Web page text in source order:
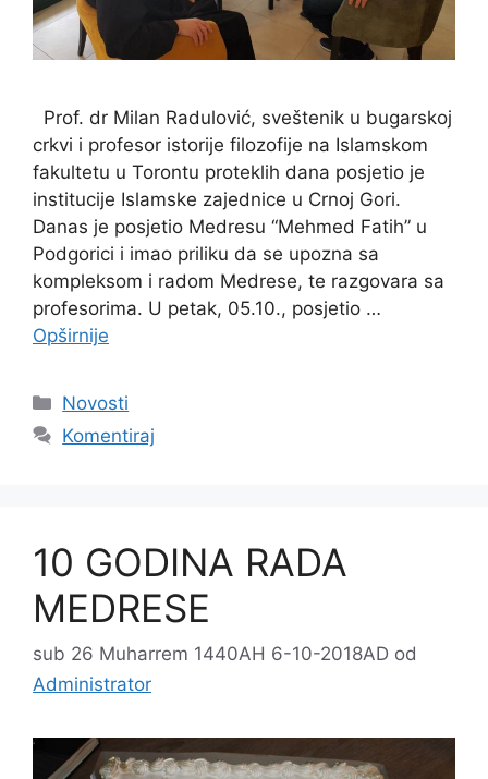
Prof. dr Milan Radulović, sveštenik u bugarskoj
crkvi i profesor istorije filozofije na Islamskom
fakultetu u Torontu proteklih dana posjetio je
institucije Islamske zajednice u Crnoj Gori.
Danas je posjetio Medresu “Mehmed Fatih” u
Podgorici i imao priliku da se upozna sa
kompleksom i radom Medrese, te razgovara sa
profesorima. U petak, 05.10., posjetio …
Opširnije
Kategorije
Novosti
Komentiraj
10 GODINA RADA
MEDRESE
sub 26 Muharrem 1440AH 6-10-2018AD od
Administrator